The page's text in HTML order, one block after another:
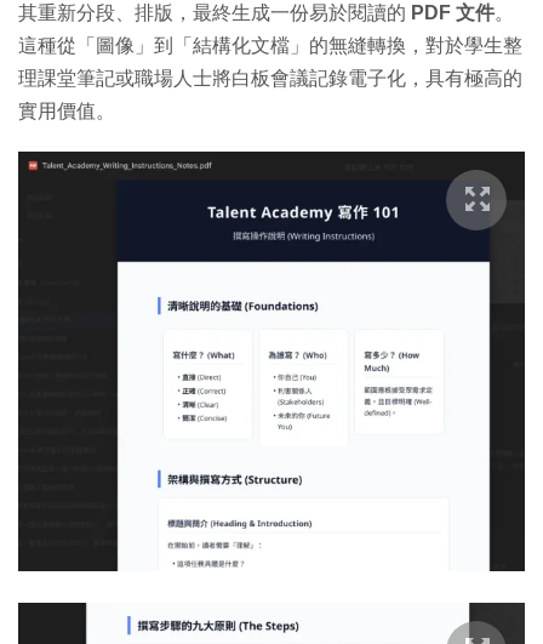
其重新分段、排版，最終生成一份易於閱讀的 PDF 文件。
這種從「圖像」到「結構化文檔」的無縫轉換，對於學生整
理課堂筆記或職場人士將白板會議記錄電子化，具有極高的
實用價值。